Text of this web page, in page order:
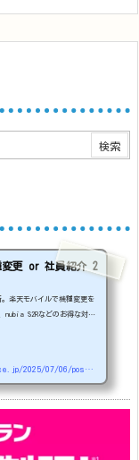
変更 or 社員紹介 2
。楽天モバイルで機種変更を
nubia S2Rなどのお得な対象
We2 Plus #1円
https://www.bookservice.jp/2025/07/06/post-48181